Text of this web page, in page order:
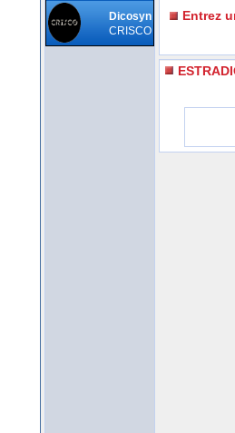
Dicosyn
CRISCO
Entrez